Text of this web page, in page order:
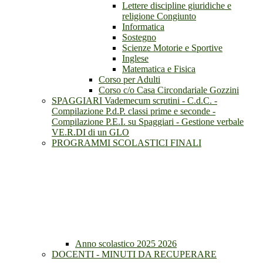
Lettere discipline giuridiche e
religione Congiunto
Informatica
Sostegno
Scienze Motorie e Sportive
Inglese
Matematica e Fisica
Corso per Adulti
Corso c/o Casa Circondariale Gozzini
SPAGGIARI Vademecum scrutini - C.d.C. -
Compilazione P.d.P. classi prime e seconde -
Compilazione P.E.I. su Spaggiari - Gestione verbale
VE.R.DI di un GLO
PROGRAMMI SCOLASTICI FINALI
Anno scolastico 2025 2026
DOCENTI - MINUTI DA RECUPERARE